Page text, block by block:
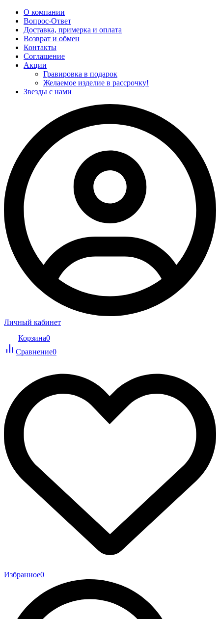
О компании
Вопрос-Ответ
Доставка, примерка и оплата
Возврат и обмен
Контакты
Соглашение
Акции
Гравировка в подарок
Желаемое изделие в рассрочку!
Звезды с нами
Личный кабинет
Корзина0
Сравнение0
Избранное0